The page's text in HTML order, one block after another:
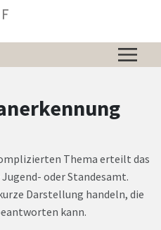
Thema erteilt das
oder Standesamt.
Darstellung handeln, die
kann.